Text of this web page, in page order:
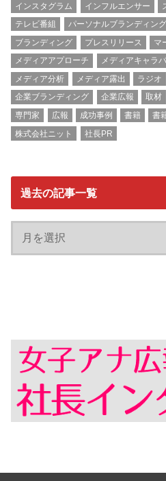
インスタグラム
インフルエンサー
テレビ番組
パーソナルブランディング
ブランディング
プレスリリース マ
メディアアプローチ
メディアキャラ
メディア分析
メディア露出 ラジオ
企業ブランディング
企業広報 取材
専門家
広報 成功事例 書籍 書
株式会社ニット
社長PR
過去の記事一覧